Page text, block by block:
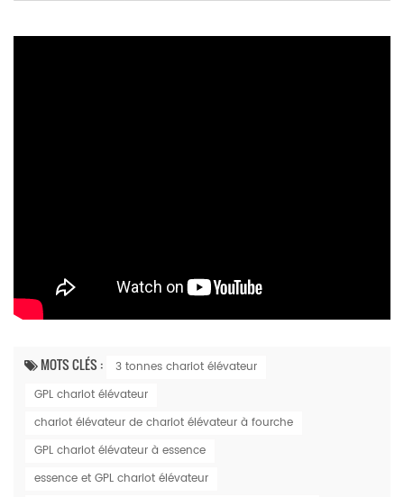
MOTS CLÉS :
3 tonnes chariot élévateur
GPL chariot élévateur
chariot élévateur de chariot élévateur à fourche
GPL chariot élévateur à essence
essence et GPL chariot élévateur